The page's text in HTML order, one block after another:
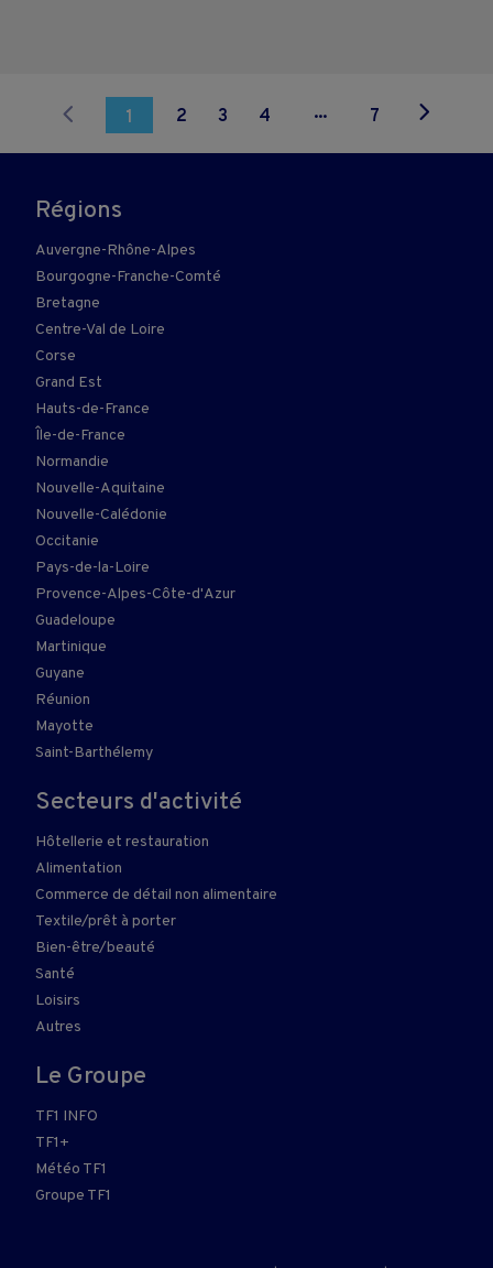
1 2 3 4 ... 7
Régions
Auvergne-Rhône-Alpes
Bourgogne-Franche-Comté
Bretagne
Centre-Val de Loire
Corse
Grand Est
Hauts-de-France
Île-de-France
Normandie
Nouvelle-Aquitaine
Nouvelle-Calédonie
Occitanie
Pays-de-la-Loire
Provence-Alpes-Côte-d'Azur
Guadeloupe
Martinique
Guyane
Réunion
Mayotte
Saint-Barthélemy
Secteurs d'activité
Hôtellerie et restauration
Alimentation
Commerce de détail non alimentaire
Textile/prêt à porter
Bien-être/beauté
Santé
Loisirs
Autres
Le Groupe
TF1 INFO
TF1+
Météo TF1
Groupe TF1